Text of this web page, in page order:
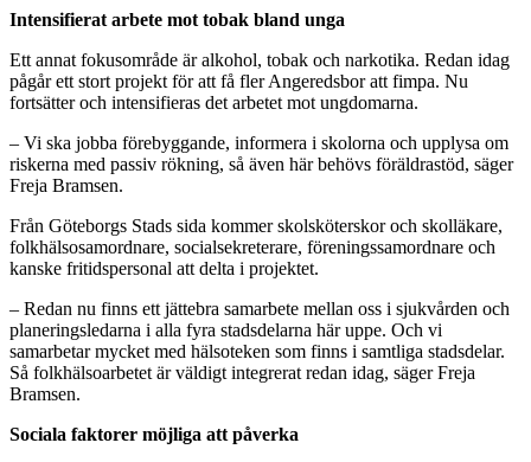
Intensifierat arbete mot tobak bland unga
Ett annat fokusområde är alkohol, tobak och narkotika. Redan idag
pågår ett stort projekt för att få fler Angeredsbor att fimpa. Nu
fortsätter och intensifieras det arbetet mot ungdomarna.
– Vi ska jobba förebyggande, informera i skolorna och upplysa om
riskerna med passiv rökning, så även här behövs föräldrastöd, säger
Freja Bramsen.
Från Göteborgs Stads sida kommer skolsköterskor och skolläkare,
folkhälsosamordnare, socialsekreterare, föreningssamordnare och
kanske fritidspersonal att delta i projektet.
– Redan nu finns ett jättebra samarbete mellan oss i sjukvården och
planeringsledarna i alla fyra stadsdelarna här uppe. Och vi
samarbetar mycket med hälsoteken som finns i samtliga stadsdelar.
Så folkhälsoarbetet är väldigt integrerat redan idag, säger Freja
Bramsen.
Sociala faktorer möjliga att påverka